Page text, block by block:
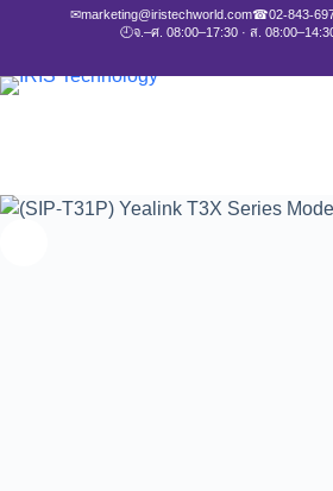
✉marketing@iristechworld.com☎02-843-
🕘จ.–ศ. 08:00–17:30 · ส.